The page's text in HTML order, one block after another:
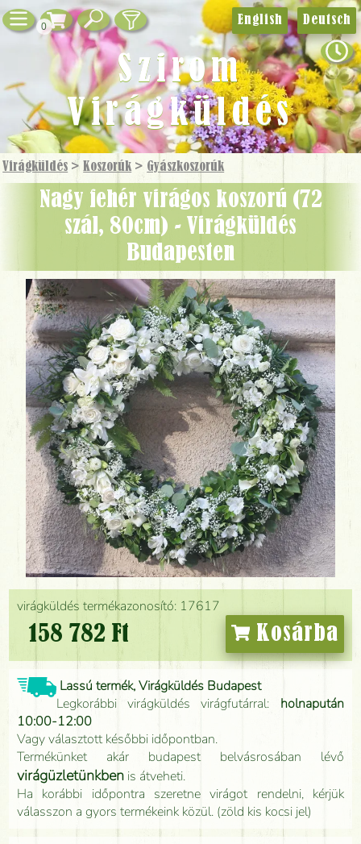
0
Virágküldés > Koszorúk > Gyászkoszorúk
Nagy fehér virágos koszorú (72
szál, 80cm) - Virágküldés
Budapesten
virágküldés termékazonosító: 17617
158 782 Ft Kosárba
Lassú termék, Virágküldés Budapest
Legkorábbi virágküldés virágfutárral: holnapután
10:00-12:00
Vagy választott későbbi időpontban.
Termékünket akár budapest belvásrosában lévő
virágüzletünkben is átveheti.
Ha korábbi időpontra szeretne virágot rendelni, kérjük
válasszon a gyors termékeink közül. (zöld kis kocsi jel)
English Deutsch
Szirom
Virágküldés